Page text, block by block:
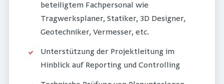
beteiligtem Fachpersonal wie
Tragwerksplaner, Statiker, 3D Designer,
Geotechniker, Vermesser, etc.
Unterstützung der Projektleitung im
Hinblick auf Reporting und Controlling